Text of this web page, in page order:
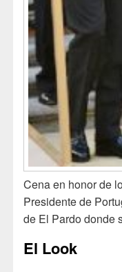
Cena en honor de
Presidente de
de El Pardo donde
El Look